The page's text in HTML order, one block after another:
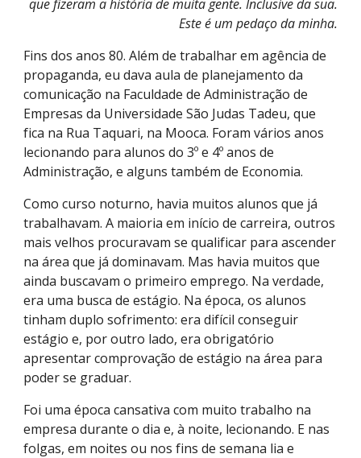
que fizeram a história de muita gente. Inclusive da sua.
Este é um pedaço da minha.
Fins dos anos 80. Além de trabalhar em agência de
propaganda, eu dava aula de planejamento da
comunicação na Faculdade de Administração de
Empresas da Universidade São Judas Tadeu, que
fica na Rua Taquari, na Mooca. Foram vários anos
lecionando para alunos do 3º e 4º anos de
Administração, e alguns também de Economia.
Como curso noturno, havia muitos alunos que já
trabalhavam. A maioria em início de carreira, outros
mais velhos procuravam se qualificar para ascender
na área que já dominavam. Mas havia muitos que
ainda buscavam o primeiro emprego. Na verdade,
era uma busca de estágio. Na época, os alunos
tinham duplo sofrimento: era difícil conseguir
estágio e, por outro lado, era obrigatório
apresentar comprovação de estágio na área para
poder se graduar.
Foi uma época cansativa com muito trabalho na
empresa durante o dia e, à noite, lecionando. E nas
folgas, em noites ou nos fins de semana lia e